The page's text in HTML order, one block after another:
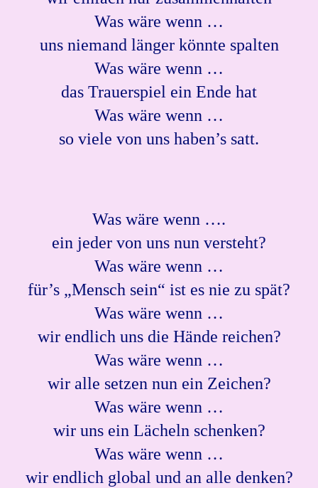
Was wäre wenn …
uns niemand länger könnte spalten
Was wäre wenn …
das Trauerspiel ein Ende hat
Was wäre wenn …
so viele von uns haben’s satt.
Was wäre wenn ….
ein jeder von uns nun versteht?
Was wäre wenn …
für’s „Mensch sein“ ist es nie zu spät?
Was wäre wenn …
wir endlich uns die Hände reichen?
Was wäre wenn …
wir alle setzen nun ein Zeichen?
Was wäre wenn …
wir uns ein Lächeln schenken?
Was wäre wenn …
wir endlich global und an alle denken?